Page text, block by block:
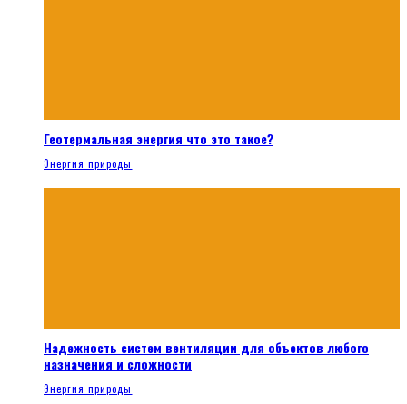
Геотермальная энергия что это такое?
Энергия природы
Надежность систем вентиляции для объектов любого
назначения и сложности
Энергия природы